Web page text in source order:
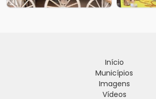
Início
Municípios
Imagens
Vídeos